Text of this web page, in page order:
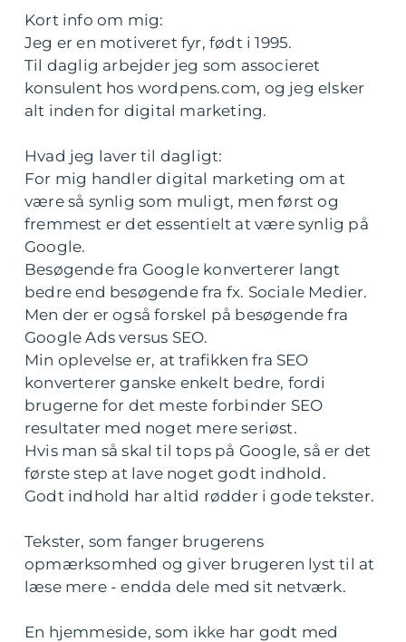
Kort info om mig:
Jeg er en motiveret fyr, født i 1995.
Til daglig arbejder jeg som associeret
konsulent hos wordpens.com, og jeg elsker
alt inden for digital marketing.
Hvad jeg laver til dagligt:
For mig handler digital marketing om at
være så synlig som muligt, men først og
fremmest er det essentielt at være synlig på
Google.
Besøgende fra Google konverterer langt
bedre end besøgende fra fx. Sociale Medier.
Men der er også forskel på besøgende fra
Google Ads versus SEO.
Min oplevelse er, at trafikken fra SEO
konverterer ganske enkelt bedre, fordi
brugerne for det meste forbinder SEO
resultater med noget mere seriøst.
Hvis man så skal til tops på Google, så er det
første step at lave noget godt indhold.
Godt indhold har altid rødder i gode tekster.
Tekster, som fanger brugerens
opmærksomhed og giver brugeren lyst til at
læse mere - endda dele med sit netværk.
En hjemmeside, som ikke har godt med